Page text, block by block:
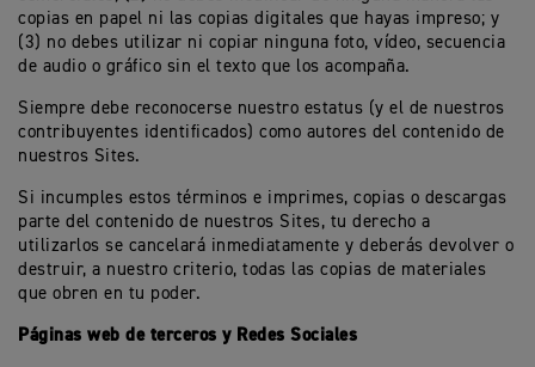
copias en papel ni las copias digitales que hayas impreso; y
(3) no debes utilizar ni copiar ninguna foto, vídeo, secuencia
de audio o gráfico sin el texto que los acompaña.
Siempre debe reconocerse nuestro estatus (y el de nuestros
contribuyentes identificados) como autores del contenido de
nuestros Sites.
Si incumples estos términos e imprimes, copias o descargas
parte del contenido de nuestros Sites, tu derecho a
utilizarlos se cancelará inmediatamente y deberás devolver o
destruir, a nuestro criterio, todas las copias de materiales
que obren en tu poder.
Páginas web de terceros y Redes Sociales